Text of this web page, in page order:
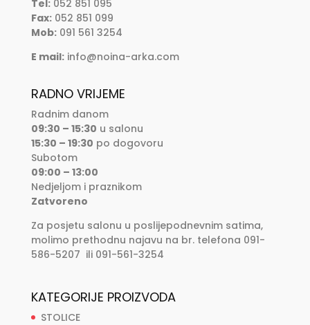
Tel:052 851 095
Fax:052 851 099
Mob:091 561 3254
E mail: info@noina-arka.com
RADNO VRIJEME
Radnim danom
09:30 – 15:30 u salonu
15:30 – 19:30 po dogovoru
Subotom
09:00 – 13:00
Nedjeljom i praznikom
Zatvoreno
Za posjetu salonu u poslijepodnevnim satima,
molimo prethodnu najavu na br. telefona 091-
586-5207 ili 091-561-3254
KATEGORIJE PROIZVODA
STOLICE